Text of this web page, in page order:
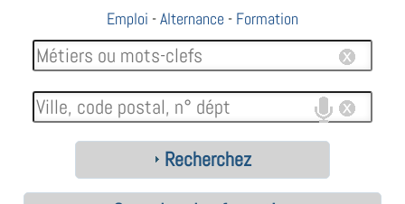
Emploi -Alternance - Formation
Recherchez